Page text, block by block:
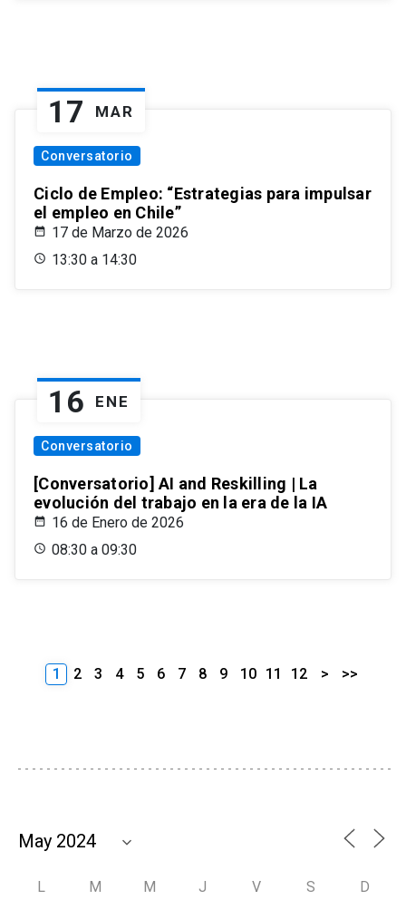
17 MAR
Conversatorio
Ciclo de Empleo: “Estrategias para impulsar
el empleo en Chile”
17 de Marzo de 2026
13:30 a 14:30
16 ENE
Conversatorio
[Conversatorio] AI and Reskilling | La
evolución del trabajo en la era de la IA
16 de Enero de 2026
08:30 a 09:30
1 2 3 4 5 6 7 8 9 10 11 12 > >>
L M M J V S D